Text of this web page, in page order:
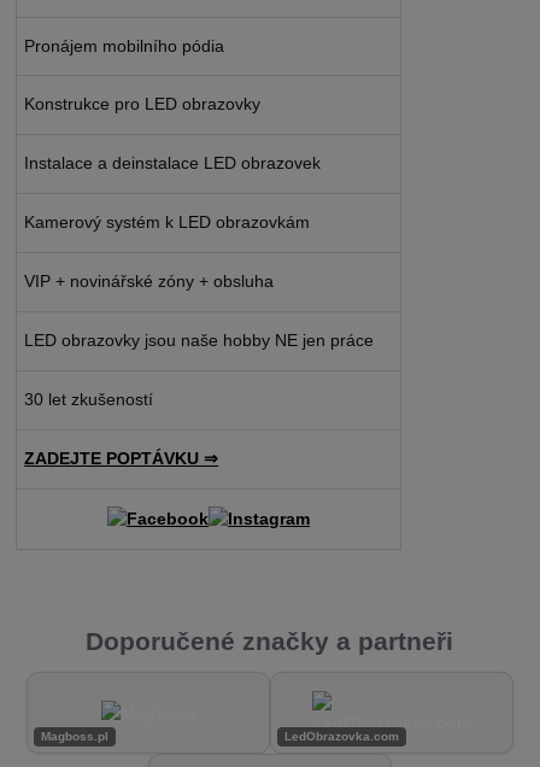
Pronájem mobilního pódia
Konstrukce pro LED obrazovky
Instalace a deinstalace LED obrazovek
Kamerový systém k LED obrazovkám
VIP + novinářské zóny + obsluha
LED obrazovky jsou naše hobby NE jen práce
30 let zkušeností
ZADEJTE POPTÁVKU ⇒
Doporučené značky a partneři
Magboss.pl LedObrazovka.com